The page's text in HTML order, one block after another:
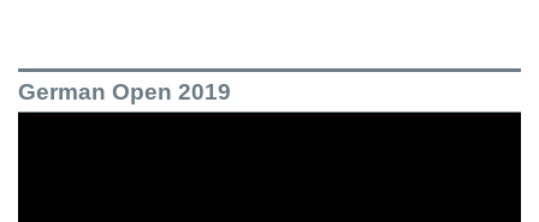
German Open 2019